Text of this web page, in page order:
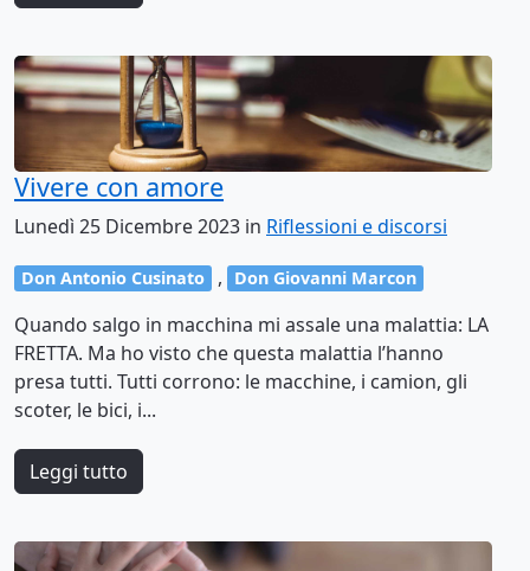
Vivere con amore
Lunedì 25 Dicembre 2023 in Riflessioni e discorsi
Don Antonio Cusinato , Don Giovanni Marcon
Quando salgo in macchina mi assale una malattia: LA
FRETTA. Ma ho visto che questa malattia l’hanno
presa tutti. Tutti corrono: le macchine, i camion, gli
scoter, le bici, i...
Leggi tutto